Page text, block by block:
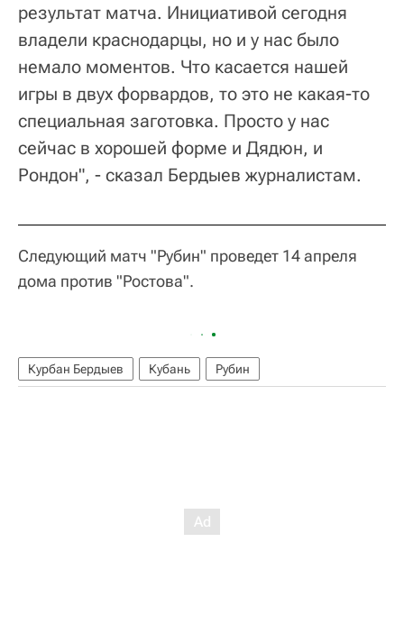
результат матча. Инициативой сегодня
владели краснодарцы, но и у нас было
немало моментов. Что касается нашей
игры в двух форвардов, то это не какая-то
специальная заготовка. Просто у нас
сейчас в хорошей форме и Дядюн, и
Рондон", - сказал Бердыев журналистам.
Следующий матч "Рубин" проведет 14 апреля
дома против "Ростова".
Курбан Бердыев Кубань Рубин